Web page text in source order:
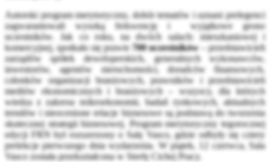
Autorski program merytoryczny, dobór tematów i uznani prelegenci
zagwarantowali wysoką frekwencję i wyjątkowe grono
uczestników. Jak co roku, na dwóch salach: mieszkaniowej i
komercyjnej, spotkało się prawie 700 uczestników – przedstawicieli
zarządów spółek deweloperskich, generalnych wykonawców,
inwestorów, agentów nieruchomości, doradców finansowych,
członków organizacji branżowych, prawników i przedstawicieli
mediów ekonomicznych i branżowych – wszyscy, dla których
wiedza z zakresu mikroekonomii, badań rynkowych, aktualnych
trendów i nieocenione relacje biznesowe są podstawą do tworzenia
skutecznej strategii biznesowej. Program merytoryczny tegorocznej
edycji FRN był rozszerzony o Salę Vasco, gdzie odbyły się cztery
prelekcje pierwszego dnia wydarzenia. W piątek, 12 czerwca, Sala
Vasco została przekształcona w Strefę Cichej Pracy.